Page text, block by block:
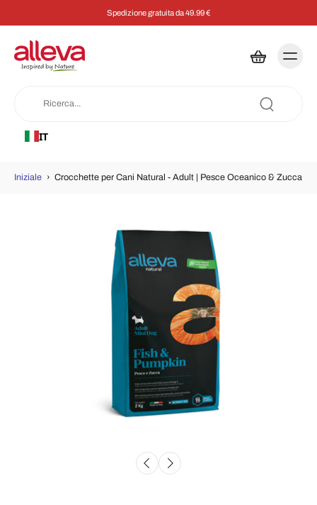
Spedizione gratuita da 49.99 €
IT
Iniziale › Crocchette per Cani Natural - Adult | Pesce Oceanico & Zucca